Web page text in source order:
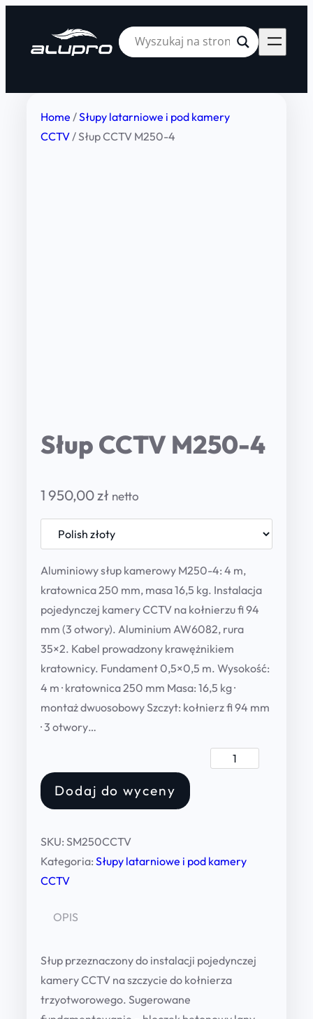
Home /Słupy latarniowe i pod kamery
CCTV/ Słup CCTV M250-4
Słup CCTV M250-4
1 950,00 zł netto
Aluminiowy słup kamerowy M250-4: 4 m,
kratownica 250 mm, masa 16,5 kg. Instalacja
pojedynczej kamery CCTV na kołnierzu fi 94
mm (3 otwory). Aluminium AW6082, rura
35×2. Kabel prowadzony krawężnikiem
kratownicy. Fundament 0,5×0,5 m. Wysokość:
4 m · kratownica 250 mm Masa: 16,5 kg ·
montaż dwuosobowy Szczyt: kołnierz fi 94 mm
· 3 otwory…
C
0
Dodaj do wyceny
SKU: SM250CCTV
Kategoria: Słupy latarniowe i pod kamery
CCTV
OPIS
Słup przeznaczony do instalacji pojedynczej
kamery CCTV na szczycie do kołnierza
trzyotworowego. Sugerowane